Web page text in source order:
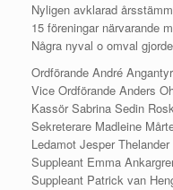
Nyligen avklarad
15 föreningar närvarande
Några nyval o omval
Ordförande André Angantyr
Vice Ordförande Anders
Kassör Sabrina Sedin
Sekreterare Madleine
Ledamot Jesper Thelander
Suppleant Emma
Suppleant Patrick van